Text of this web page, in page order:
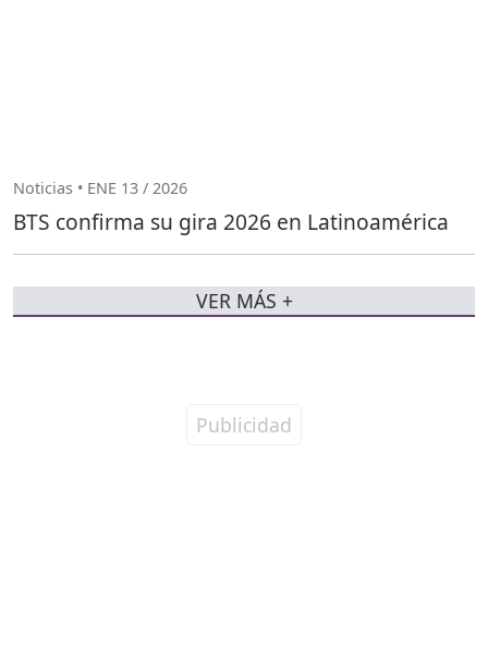
Noticias • ENE 13 / 2026
BTS confirma su gira 2026 en Latinoamérica
VER MÁS +